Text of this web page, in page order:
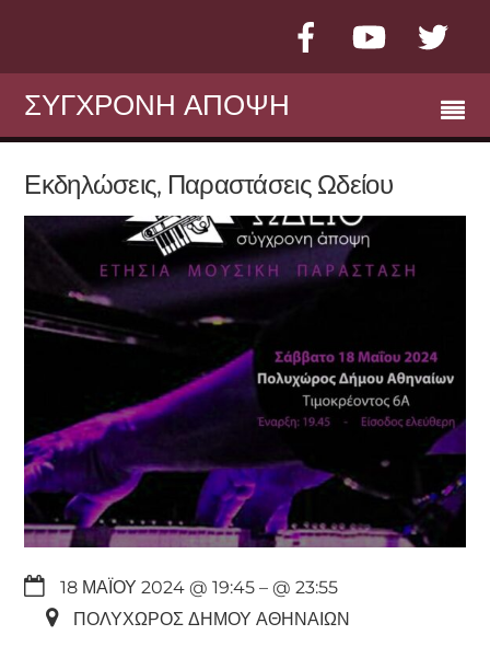
Facebook YouTube
ΣΥΓΧΡΟΝΗ ΑΠΟΨΗ
Εκδηλώσεις, Παραστάσεις Ωδείου
18 ΜΑΪ́ΟΥ 2024 @ 19:45– @ 23:55
ΠΟΛΥΧΏΡΟΣ ΔΉΜΟΥ ΑΘΗΝΑΊΩΝ